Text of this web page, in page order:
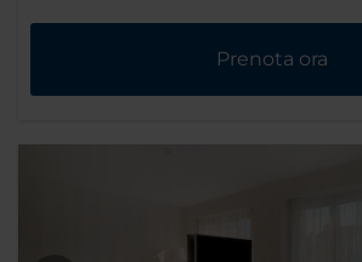
Prenota ora